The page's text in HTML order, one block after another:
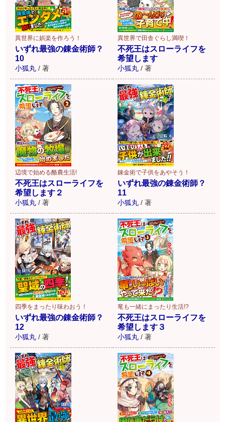
異世界に娯楽を作ろう！
いずれ最強の錬金術師？
10
小狐丸 / 著
異世界で田舎ぐらし満喫！
不死王はスローライフを
希望します
小狐丸 / 著
辺境で始める酪農生活!
不死王はスローライフを
希望します２
小狐丸 / 著
錬金術で子供をあやそう！
いずれ最強の錬金術師？
11
小狐丸 / 著
四季をまったり味わおう！
いずれ最強の錬金術師？
12
小狐丸 / 著
竜も一緒にまったり生活!?
不死王はスローライフを
希望します３
小狐丸 / 著